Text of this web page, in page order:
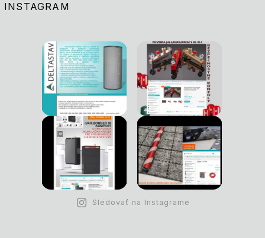
INSTAGRAM
Sledovať na Instagrame